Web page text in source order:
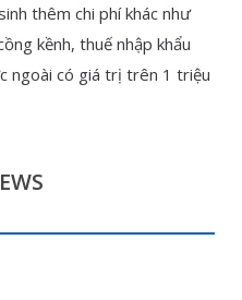
thêm chi phí khác như
kềnh, thuế nhập khẩu
ngoài có giá trị trên 1 triệu